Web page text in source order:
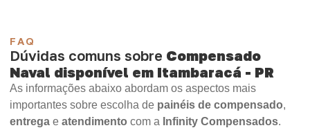
FAQ
Dúvidas comuns sobre Compensado
Naval disponível em Itambaracá - PR
As informações abaixo abordam os aspectos mais
importantes sobre escolha de painéis de compensado,
entrega e atendimento com a Infinity Compensados.